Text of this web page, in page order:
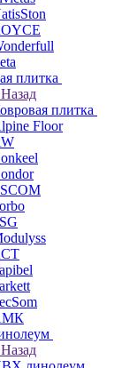
плитка
Назад
плитка
Floor
Назад